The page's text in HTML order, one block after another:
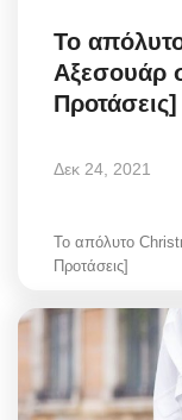
Το
Αξεσουάρ
Προτάσεις]
Δεκ 24, 2021
Το απόλυτο
Προτάσεις]